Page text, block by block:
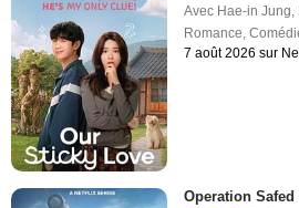
Avec Hae-in Jung
Romance ,
7 août 2026 sur
Operation Safed